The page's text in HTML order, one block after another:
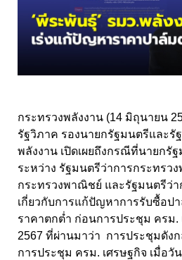
กระทรวงพลังงาน (14 มิถุนายน
รัฐวิภาค รองนายกรัฐมนตรีและรั
พลังงาน เปิดเผยถึงกรณีที่นายกรั
ระหว่าง รัฐมนตรีว่าการกระทรว
กระทรวงพาณิชย์ และรัฐมนตรีว่า
เกี่ยวกับการแก้ปัญหาการรับซื้อป
ราคาตกต่ำ ก่อนการประชุม ครม.
2567 ที่ผ่านมาว่า การประชุมดังก
การประชุม ครม. เศรษฐกิจ เมื่อ